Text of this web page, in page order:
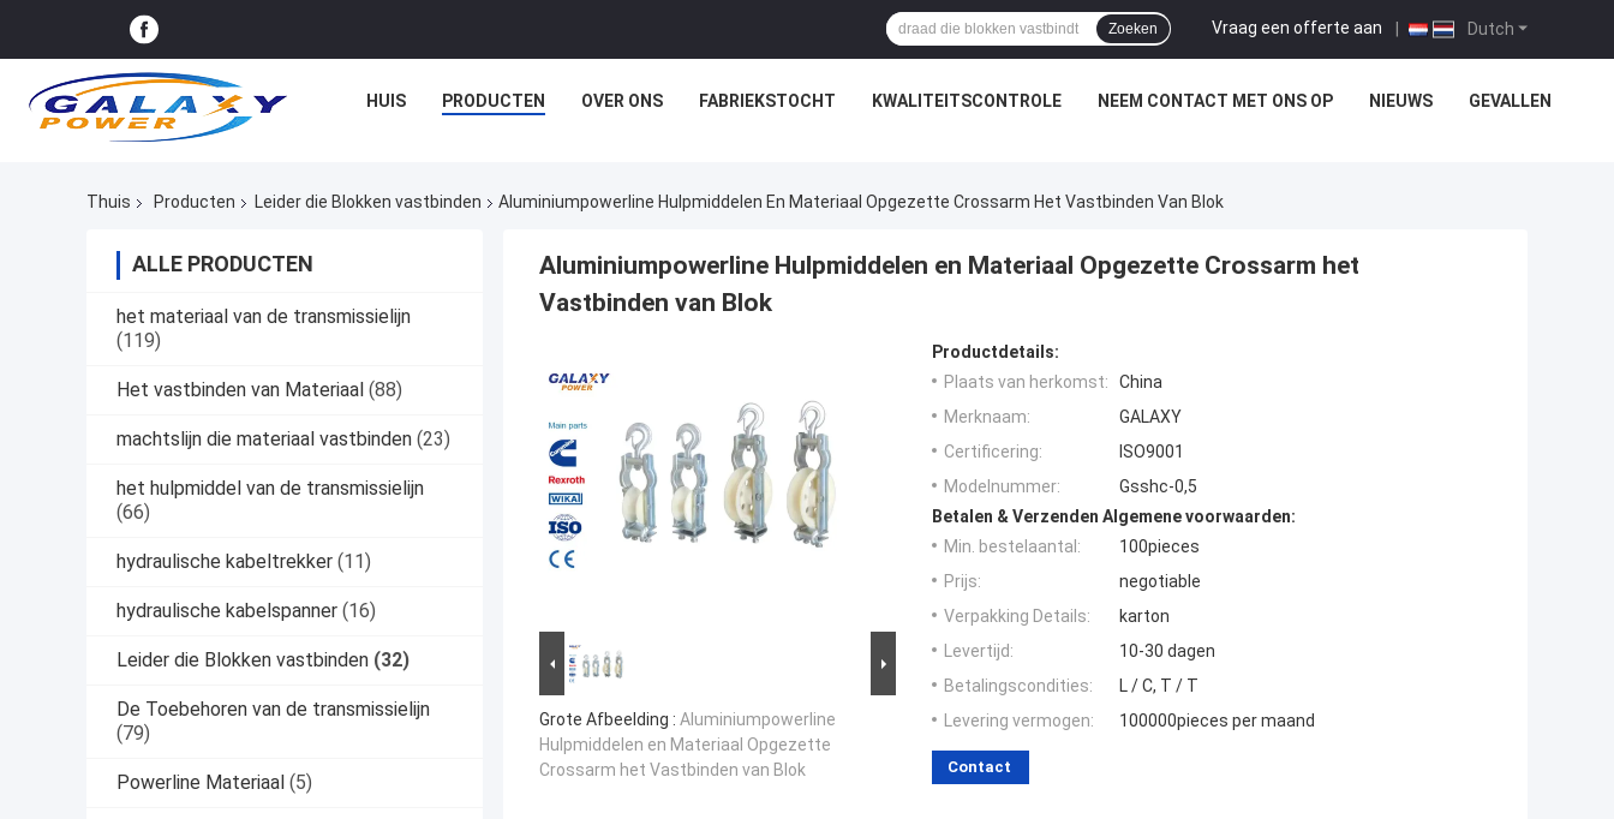
Dutch
Vraag een offerte aan |
Zoeken
HUIS PRODUCTEN OVER ONS FABRIEKSTOCHT KWALITEITSCONTROLE NEEM CONTACT MET ONS OP NIEUWS GEVALLEN
Thuis Producten Leider die Blokken vastbinden Aluminiumpowerline Hulpmiddelen En Materiaal Opgezette Crossarm Het Vastbinden Van Blok
ALLE PRODUCTEN
het materiaal van de transmissielijn
(119)
Het vastbinden van Materiaal (88)
machtslijn die materiaal vastbinden (23)
het hulpmiddel van de transmissielijn
(66)
hydraulische kabeltrekker (11)
hydraulische kabelspanner (16)
Leider die Blokken vastbinden (32)
De Toebehoren van de transmissielijn
(79)
Powerline Materiaal (5)
Aluminiumpowerline Hulpmiddelen en Materiaal Opgezette Crossarm het
Vastbinden van Blok
Grote Afbeelding : Aluminiumpowerline
Hulpmiddelen en Materiaal Opgezette
Crossarm het Vastbinden van Blok
Productdetails:
Plaats van herkomst:
China
Merknaam:
GALAXY
Certificering:
ISO9001
Modelnummer:
Gsshc-0,5
Betalen & Verzenden Algemene voorwaarden:
Min. bestelaantal:
100pieces
Prijs:
negotiable
Verpakking Details:
karton
Levertijd:
10-30 dagen
Betalingscondities:
L / C, T / T
Levering vermogen:
100000pieces per maand
Contact